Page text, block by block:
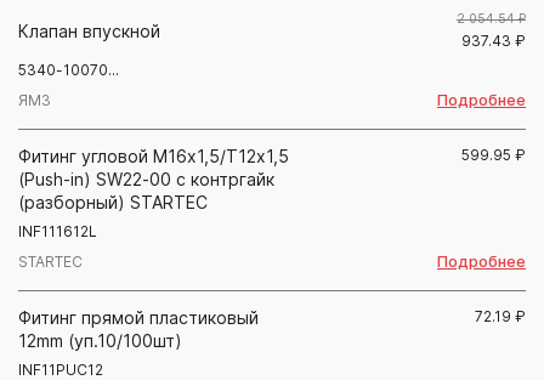
Клапан впускной
5340-10070...
ЯМЗ
2 054.54 ₽
937.43 ₽
Подробнее
Фитинг угловой М16х1,5/Т12х1,5
(Push-in) SW22-00 с контргайк
(разборный) STARTEC
INF111612L
STARTEC
599.95 ₽
Подробнее
Фитинг прямой пластиковый
12mm (уп.10/100шт)
INF11PUC12
72.19 ₽